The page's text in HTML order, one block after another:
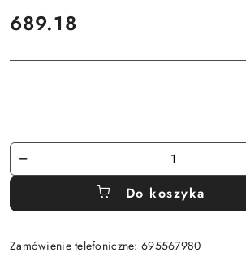
cena:
689.18
Ilość
Do koszyka
Zamówienie telefoniczne: 695567980